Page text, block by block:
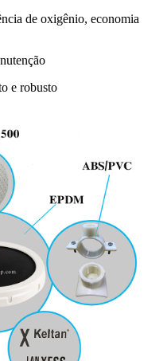
de oxigênio, economia
e robusto